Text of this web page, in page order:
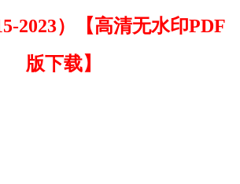
2023）【高清无水印PDF
版下载】